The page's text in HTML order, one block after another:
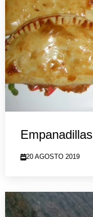
20 AGOSTO 2019